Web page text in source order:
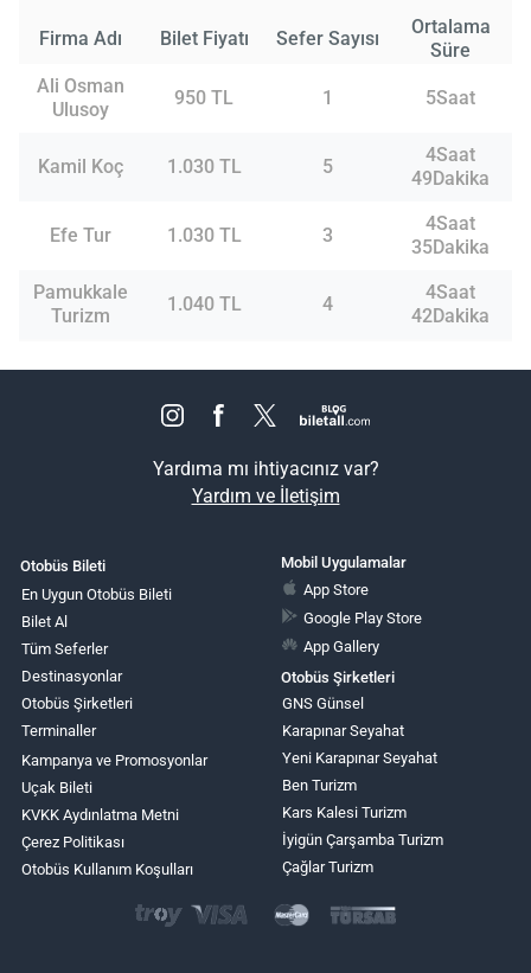
Firma Adı Bilet Fiyatı Sefer Sayısı
Ortalama
Süre
Ali Osman
Ulusoy
950 TL 1 5Saat
Kamil Koç 1.030 TL 5
4Saat
49Dakika
Efe Tur 1.030 TL 3
4Saat
35Dakika
Pamukkale
Turizm
1.040 TL 4
4Saat
42Dakika
Yardıma mı ihtiyacınız var?
Yardım ve İletişim
Otobüs Bileti
En Uygun Otobüs Bileti
Bilet Al
Tüm Seferler
Destinasyonlar
Otobüs Şirketleri
Terminaller
Kampanya ve Promosyonlar
Uçak Bileti
KVKK Aydınlatma Metni
Çerez Politikası
Otobüs Kullanım Koşulları
Mobil Uygulamalar
App Store
Google Play Store
App Gallery
Otobüs Şirketleri
GNS Günsel
Karapınar Seyahat
Yeni Karapınar Seyahat
Ben Turizm
Kars Kalesi Turizm
İyigün Çarşamba Turizm
Çağlar Turizm